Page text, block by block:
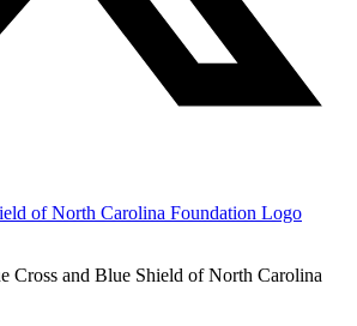
Cross and Blue Shield of North Carolina